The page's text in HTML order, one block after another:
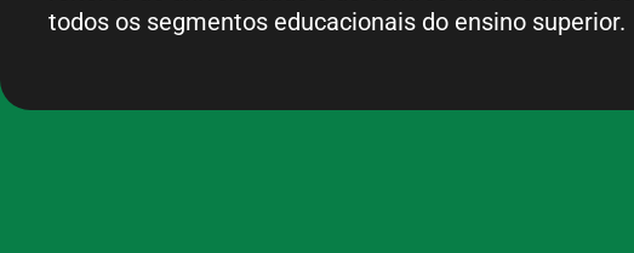
todos os segmentos educacionais do ensino superior.